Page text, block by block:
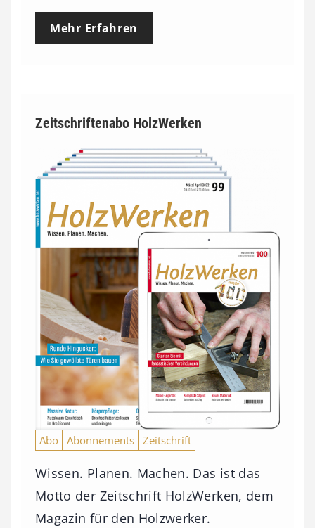
Mehr Erfahren
Zeitschriftenabo HolzWerken
Abo Abonnements Zeitschrift
Wissen. Planen. Machen. Das ist das
Motto der Zeitschrift HolzWerken, dem
Magazin für den Holzwerker.